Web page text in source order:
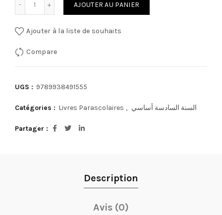
AJOUTER AU PANIER
Ajouter à la liste de souhaits
Compare
UGS : 9789938491555
Catégories : Livres Parascolaires , السنة السادسة أساسي
Partager
Description
Avis (0)